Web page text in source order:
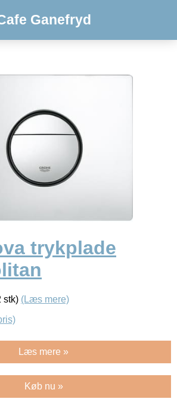
Ganefryd
trykplade
stk) (Læs mere)
Læs mere »
Køb nu »